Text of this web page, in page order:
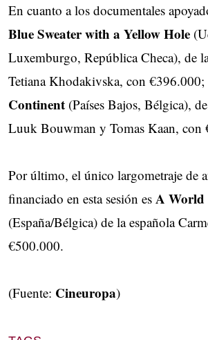
En cuanto a los documentales
Blue Sweater with a Yellow Hole
Luxemburgo, República Checa), de
Tetiana Khodakivska, con €396.000;
Continent (Países Bajos, Bélgica),
Luuk Bouwman y Tomas Kaan, con
Por último, el único largometraje de
financiado en esta sesión es A World
(España/Bélgica) de la española
€500.000.
(Fuente: Cineuropa)